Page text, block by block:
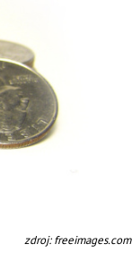
zdroj: freeimages.com